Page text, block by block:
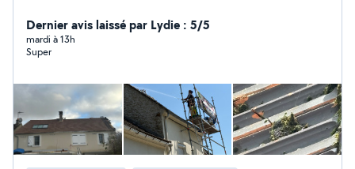
rapidement pour tous vos travaux : recherche de fuites,
remplacement de tuiles, nettoyage, démoussage, pose
de gouttières, faîtage, rénovation complète et
Garantie décennale. Nous mettons un point d'honneur à
fournir un travail soigné, des conseils honnêtes et des
tarifs transparents.
Dernier avis laissé par Lydie : 5/5
mardi à 13h
Super